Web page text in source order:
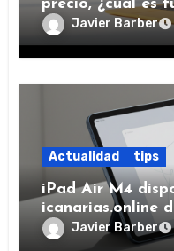
precio, ¿cuál es
Javier Barber
Actualidad tips
iPad Air M4
icanarias.online
Javier Barber